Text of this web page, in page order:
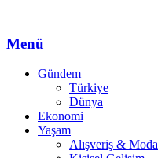
Menü
Gündem
Türkiye
Dünya
Ekonomi
Yaşam
Alışveriş & Moda